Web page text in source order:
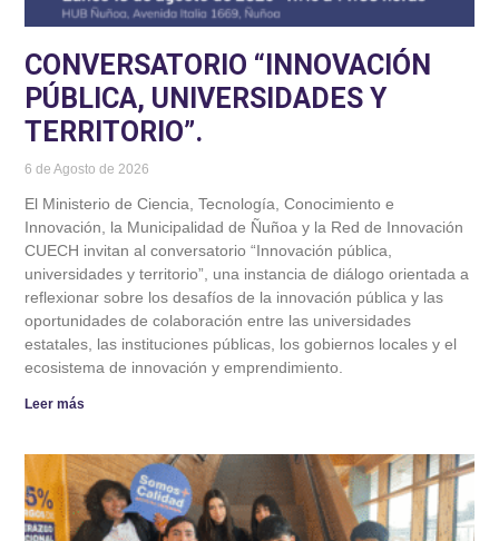
CONVERSATORIO “INNOVACIÓN
PÚBLICA, UNIVERSIDADES Y
TERRITORIO”.
6 de Agosto de 2026
El Ministerio de Ciencia, Tecnología, Conocimiento e
Innovación, la Municipalidad de Ñuñoa y la Red de Innovación
CUECH invitan al conversatorio “Innovación pública,
universidades y territorio”, una instancia de diálogo orientada a
reflexionar sobre los desafíos de la innovación pública y las
oportunidades de colaboración entre las universidades
estatales, las instituciones públicas, los gobiernos locales y el
ecosistema de innovación y emprendimiento.
Leer más